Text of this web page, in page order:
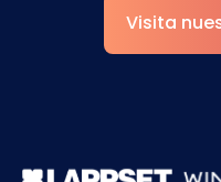
Visita